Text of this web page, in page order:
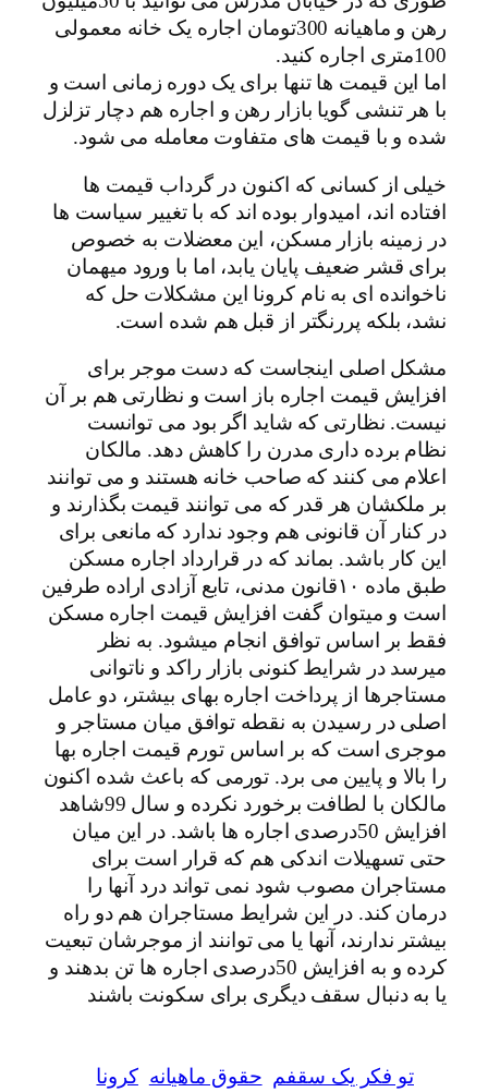
رهن و ماهیانه 300تومان اجاره یک خانه معمولی
100متری اجاره کنید.
اما این قیمت ها تنها برای یک دوره زمانی است و
با هر تنشی گویا بازار رهن و اجاره هم دچار تزلزل
شده و با قیمت های متفاوت معامله می شود.
خیلی از کسانی که اکنون در گرداب قیمت ها
افتاده اند، امیدوار بوده اند که با تغییر سیاست ها
در زمینه بازار مسکن، این معضلات به خصوص
برای قشر ضعیف پایان یابد، اما با ورود میهمان
ناخوانده ای به نام کرونا این مشکلات حل که
نشد، بلکه پررنگتر از قبل هم شده است.
مشکل اصلی اینجاست که دست موجر برای
افزایش قیمت اجاره باز است و نظارتی هم بر آن
نیست. نظارتی که شاید اگر بود می توانست
نظام برده داری مدرن را کاهش دهد. مالکان
اعلام می کنند که صاحب خانه هستند و می توانند
بر ملکشان هر قدر که می توانند قیمت بگذارند و
در کنار آن قانونی هم وجود ندارد که مانعی برای
این کار باشد. بماند که در قرارداد اجاره مسکن
طبق ماده ۱۰قانون مدنی، تابع آزادی اراده طرفین
است و میتوان گفت افزایش قیمت اجاره مسکن
فقط بر اساس توافق انجام میشود. به نظر
میرسد در شرایط کنونی بازار راکد و ناتوانی
مستاجرها از پرداخت اجاره بهای بیشتر، دو عامل
اصلی در رسیدن به نقطه توافق میان مستاجر و
موجری است که بر اساس تورم قیمت اجاره بها
را بالا و پایین می برد. تورمی که باعث شده اکنون
مالکان با لطافت برخورد نکرده و سال 99شاهد
افزایش 50درصدی اجاره ها باشد. در این میان
حتی تسهیلات اندکی هم که قرار است برای
مستاجران مصوب شود نمی تواند درد آنها را
درمان کند. در این شرایط مستاجران هم دو راه
بیشتر ندارند، آنها یا می توانند از موجرشان تبعیت
کرده و به افزایش 50درصدی اجاره ها تن بدهند و
یا به دنبال سقف دیگری برای سکونت باشند
تو فکر یک سقفم حقوق ماهیانه کرونا